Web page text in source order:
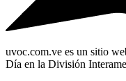
uvoc.com.ve es un sitio
Día en la División